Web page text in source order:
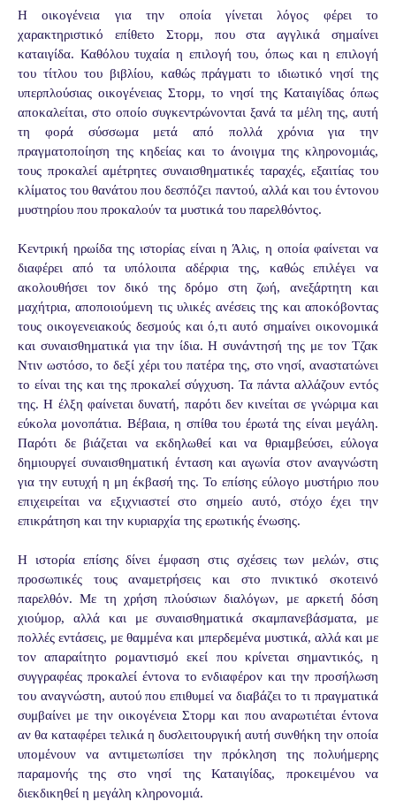
Η οικογένεια για την οποία γίνεται λόγος φέρει το
χαρακτηριστικό επίθετο Στορμ, που στα αγγλικά σημαίνει
καταιγίδα. Καθόλου τυχαία η επιλογή του, όπως και η επιλογή
του τίτλου του βιβλίου, καθώς πράγματι το ιδιωτικό νησί της
υπερπλούσιας οικογένειας Στορμ, το νησί της Καταιγίδας όπως
αποκαλείται, στο οποίο συγκεντρώνονται ξανά τα μέλη της, αυτή
τη φορά σύσσωμα μετά από πολλά χρόνια για την
πραγματοποίηση της κηδείας και το άνοιγμα της κληρονομιάς,
τους προκαλεί αμέτρητες συναισθηματικές ταραχές, εξαιτίας του
κλίματος του θανάτου που δεσπόζει παντού, αλλά και του έντονου
μυστηρίου που προκαλούν τα μυστικά του παρελθόντος.
Κεντρική ηρωίδα της ιστορίας είναι η Άλις, η οποία φαίνεται να
διαφέρει από τα υπόλοιπα αδέρφια της, καθώς επιλέγει να
ακολουθήσει τον δικό της δρόμο στη ζωή, ανεξάρτητη και
μαχήτρια, αποποιούμενη τις υλικές ανέσεις της και αποκόβοντας
τους οικογενειακούς δεσμούς και ό,τι αυτό σημαίνει οικονομικά
και συναισθηματικά για την ίδια. Η συνάντησή της με τον Τζακ
Ντιν ωστόσο, το δεξί χέρι του πατέρα της, στο νησί, αναστατώνει
το είναι της και της προκαλεί σύγχυση. Τα πάντα αλλάζουν εντός
της. Η έλξη φαίνεται δυνατή, παρότι δεν κινείται σε γνώριμα και
εύκολα μονοπάτια. Βέβαια, η σπίθα του έρωτά της είναι μεγάλη.
Παρότι δε βιάζεται να εκδηλωθεί και να θριαμβεύσει, εύλογα
δημιουργεί συναισθηματική ένταση και αγωνία στον αναγνώστη
για την ευτυχή η μη έκβασή της. Το επίσης εύλογο μυστήριο που
επιχειρείται να εξιχνιαστεί στο σημείο αυτό, στόχο έχει την
επικράτηση και την κυριαρχία της ερωτικής ένωσης.
Η ιστορία επίσης δίνει έμφαση στις σχέσεις των μελών, στις
προσωπικές τους αναμετρήσεις και στο πνικτικό σκοτεινό
παρελθόν. Με τη χρήση πλούσιων διαλόγων, με αρκετή δόση
χιούμορ, αλλά και με συναισθηματικά σκαμπανεβάσματα, με
πολλές εντάσεις, με θαμμένα και μπερδεμένα μυστικά, αλλά και με
τον απαραίτητο ρομαντισμό εκεί που κρίνεται σημαντικός, η
συγγραφέας προκαλεί έντονα το ενδιαφέρον και την προσήλωση
του αναγνώστη, αυτού που επιθυμεί να διαβάζει το τι πραγματικά
συμβαίνει με την οικογένεια Στορμ και που αναρωτιέται έντονα
αν θα καταφέρει τελικά η δυσλειτουργική αυτή συνθήκη την οποία
υπομένουν να αντιμετωπίσει την πρόκληση της πολυήμερης
παραμονής της στο νησί της Καταιγίδας, προκειμένου να
διεκδικηθεί η μεγάλη κληρονομιά.